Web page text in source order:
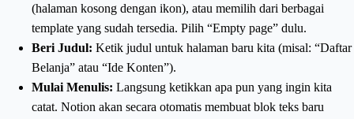
(halaman kosong dengan ikon), atau memilih dari berbagai
template yang sudah tersedia. Pilih “Empty page” dulu.
Beri Judul: Ketik judul untuk halaman baru kita (misal: “Daftar
Belanja” atau “Ide Konten”).
Mulai Menulis: Langsung ketikkan apa pun yang ingin kita
catat. Notion akan secara otomatis membuat blok teks baru